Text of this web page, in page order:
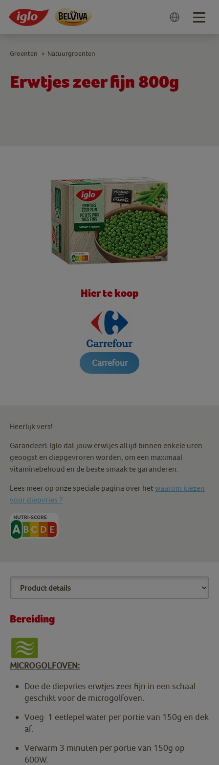
Erwtjes zeer fijn 800g
Groenten > Natuurgroenten
Hier te koop
Carrefour
Heerlijk vers!
Garandeert Iglo dat jouw erwtjes altijd binnen enkele uren
geoogst en diepgevroren worden, om een maximaal
vitaminebehoud en de beste smaak te garanderen.
Lees meer op onze speciale pagina over het waarom kiezen
voor diepvries ?
Bereiding
MICROGOLFOVEN:
Doe de diepvries erwtjes zeer fijn in een schaal
geschikt voor de microgolfoven.
Voeg 1 eetlepel water per portie van 150g en dek
af.
Verwarm 3 minuten per portie van 150g op
600W.